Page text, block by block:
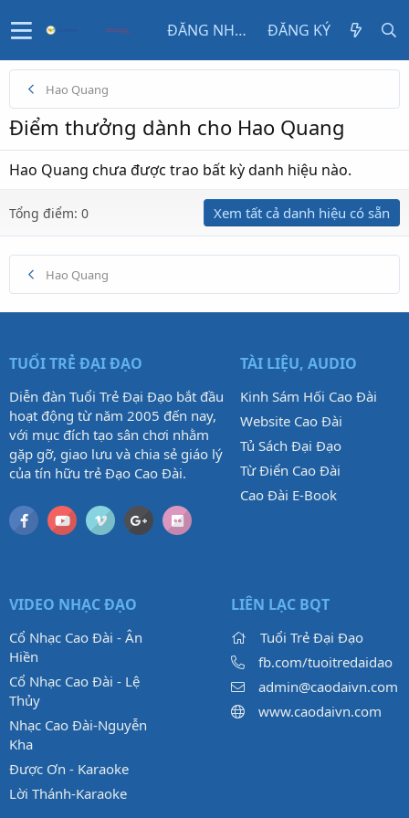
ĐĂNG NHẬP ĐĂNG KÝ
Hao Quang
Điểm thưởng dành cho Hao Quang
Hao Quang chưa được trao bất kỳ danh hiệu nào.
Tổng điểm: 0 Xem tất cả danh hiệu có sẵn
Hao Quang
TUỔI TRẺ ĐẠI ĐẠO
Diễn đàn Tuổi Trẻ Đại Đạo bắt đầu
hoạt động từ năm 2005 đến nay,
với mục đích tạo sân chơi nhằm
gặp gỡ, giao lưu và chia sẻ giáo lý
của tín hữu trẻ Đạo Cao Đài.
TÀI LIỆU, AUDIO
Kinh Sám Hối Cao Đài
Website Cao Đài
Tủ Sách Đại Đạo
Từ Điển Cao Đài
Cao Đài E-Book
VIDEO NHẠC ĐẠO
Cổ Nhạc Cao Đài - Ân
Hiền
Cổ Nhạc Cao Đài - Lệ
Thủy
Nhạc Cao Đài-Nguyễn
Kha
Được Ơn - Karaoke
Lời Thánh-Karaoke
LIÊN LẠC BQT
Tuổi Trẻ Đại Đạo
fb.com/tuoitredaidao
admin@caodaivn.com
www.caodaivn.com